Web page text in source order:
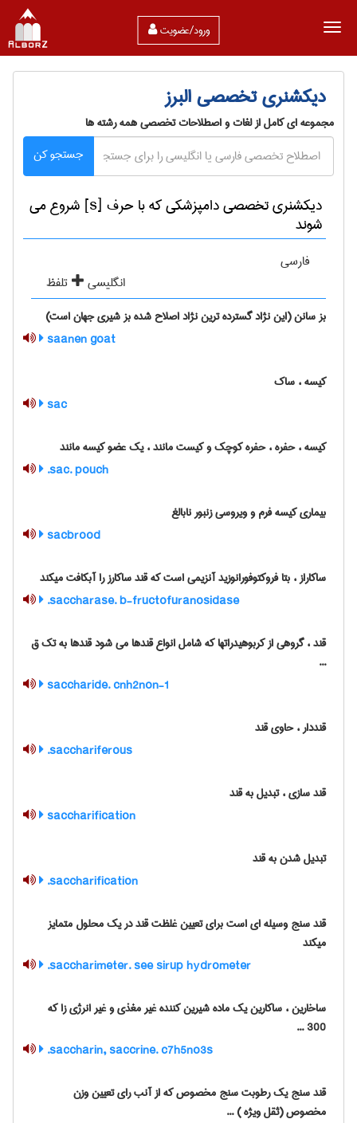
ورود/عضویت
دیکشنری تخصصی البرز
مجموعه ای کامل از لغات و اصطلاحات تخصصی همه رشته ها
جستجو کن
دیکشنری تخصصی دامپزشكی که با حرف [s] شروع می
شوند
فارسی
انگلیسی
تلفظ
بز سانن (این نژاد گسترده ترین نژاد اصلاح شده بز شیری جهان است)
saanen goat
کیسه ، ساک
sac
کیسه ، حفره ، حفره کوچک و کیست مانند ، یک عضو کیسه مانند
sac. pouch.
بیماری کیسه فرم و ویروسی زنبور نابالغ
sacbrood
ساکاراز ، بتا فروکتوفورانوزید آنزیمی است که قند ساکارز را آبکافت میکند
saccharase. b-fructofuranosidase.
قند ، گروهی از کربوهیدراتها که شامل انواع قندها می شود قندها به تک ق
...
saccharide. cnh2non-1
قنددار ، حاوی قند
sacchariferous.
قند سازی ، تبدیل به قند
saccharification
تبدیل شدن به قند
saccharification.
قند سنج وسیله ای است برای تعیین غلظت قند در یک محلول متمایز
میکند
saccharimeter. see sirup hydrometer.
ساخارین ، ساکارین یک ماده شیرین کننده غیر مغذی و غیر انرژی زا که
300 ...
saccharin, saccrine. c7h5no3s.
قند سنج یک رطوبت سنج مخصوص که از آنب رای تعیین وزن
مخصوص (ثقل ویژه ) ...